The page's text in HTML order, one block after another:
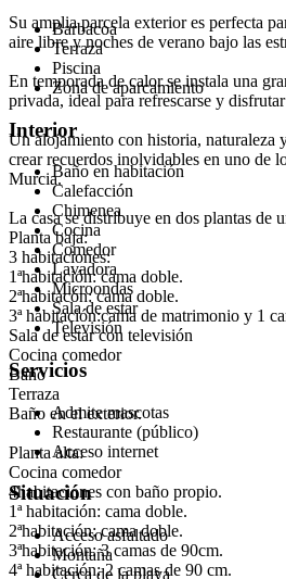
Su amplia parcela exterior es perfecta
aire libre y noches de verano bajo las
En temporada de calor se instala una
privada, ideal para refrescarse y
Un alojamiento con historia, naturaleza
crear recuerdos inolvidables en uno de
Murcia.
La casa se distribuye en dos plantas de
Planta baja:
3 habitaciones:
1ªhabitación: cama doble.
2ªhabitacón: cama doble.
3ª habitación:cama de matrimonio y 1
Sala de estar con televisión
Cocina comedor
Baño
Terraza
Baño en el exterior.
Planta alta:
Cocina comedor
4habitaciones con baño propio.
1ª habitación: cama doble.
2ªhabitación: cama doble.
3ªhabitación: 3 camas de 90cm.
4ª habitación: 2 camas de 90 cm.
Barbacoa
Terraza
Piscina
Zona de aparcamiento
Interior
Baño en habitación
Calefacción
Chimenea
Cocina
Comedor
Lavadora
Microondas
Sala de estar
Televisión
Servicios
Admite mascotas
Restaurante (público)
Acceso internet
Situación
Acceso asfaltado
Montaña
Cerca de la playa